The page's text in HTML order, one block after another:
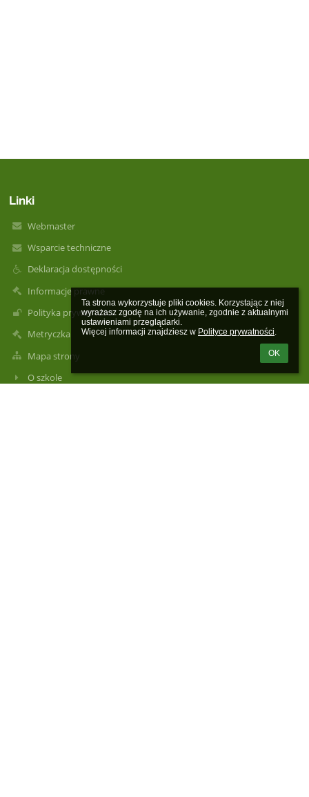
Ta strona wykorzystuje pliki cookies. Korzystając z niej
wyrażasz zgodę na ich używanie, zgodnie z aktualnymi
ustawieniami przeglądarki.
Więcej informacji znajdziesz w Polityce prywatności.
OK
Linki
Webmaster
Wsparcie techniczne
Deklaracja dostępności
Informacje prawne
Polityka prywatności
Metryczka
Mapa strony
O szkole